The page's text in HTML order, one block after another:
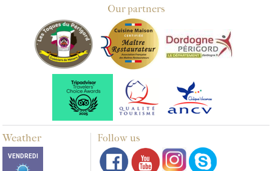
Our partners
Weather Follow us